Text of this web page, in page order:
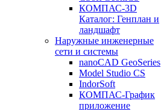
КОМПАС-3D
Каталог: Генплан и
ландшафт
Наружные инженерные
сети и системы
nanoCAD GeoSeries
Model Studio CS
IndorSoft
КОМПАС-График
приложение